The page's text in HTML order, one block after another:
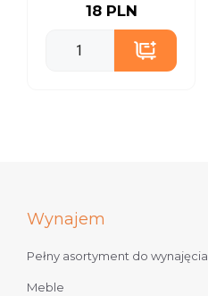
18 PLN
Wynajem
Pełny asortyment do wynajęcia
Meble